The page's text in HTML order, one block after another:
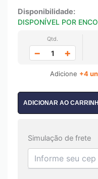
Disponibilidade:
DISPONÍVEL POR
Qtd.
− +
Adicione +4
ADICIONAR AO
Simulação de frete